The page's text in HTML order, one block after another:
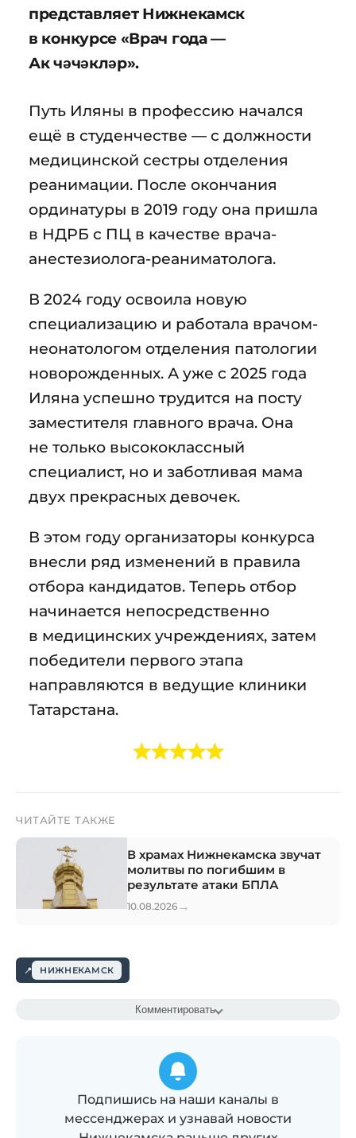
представляет Нижнекамск
в конкурсе «Врач года —
Ак чәчәкләр».
Путь Иляны в профессию начался
ещё в студенчестве — с должности
медицинской сестры отделения
реанимации. После окончания
ординатуры в 2019 году она пришла
в НДРБ с ПЦ в качестве врача-
анестезиолога-реаниматолога.
В 2024 году освоила новую
специализацию и работала врачом-
неонатологом отделения патологии
новорожденных. А уже с 2025 года
Иляна успешно трудится на посту
заместителя главного врача. Она
не только высококлассный
специалист, но и заботливая мама
двух прекрасных девочек.
В этом году организаторы конкурса
внесли ряд изменений в правила
отбора кандидатов. Теперь отбор
начинается непосредственно
в медицинских учреждениях, затем
победители первого этапа
направляются в ведущие клиники
Татарстана.
ЧИТАЙТЕ ТАКЖЕ
В храмах Нижнекамска звучат
молитвы по погибшим в
результате атаки БПЛА
10.08.2026 →
НИЖНЕКАМСК
Комментировать
Подпишись на наши каналы в
мессенджерах и узнавай новости